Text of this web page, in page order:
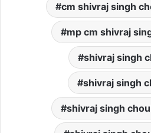
cm shivraj singh
mp cm shivraj
shivraj singh
shivraj singh
shivraj singh